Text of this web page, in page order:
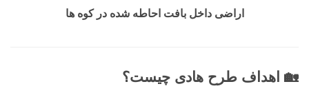
اراضی داخل بافت احاطه شده در کوه ها
🏡 اهداف طرح هادی چیست؟